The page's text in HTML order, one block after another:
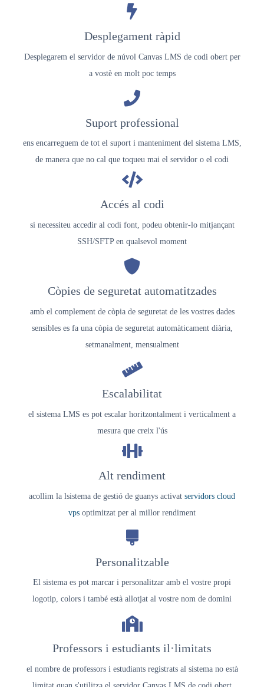
Desplegament ràpid
Desplegarem el servidor de núvol Canvas LMS de codi obert per
a vostè en molt poc temps
Suport professional
ens encarreguem de tot el suport i manteniment del sistema LMS,
de manera que no cal que toqueu mai el servidor o el codi
Accés al codi
si necessiteu accedir al codi font, podeu obtenir-lo mitjançant
SSH/SFTP en qualsevol moment
Còpies de seguretat automatitzades
amb el complement de còpia de seguretat de les vostres dades
sensibles es fa una còpia de seguretat automàticament diària,
setmanalment, mensualment
Escalabilitat
el sistema LMS es pot escalar horitzontalment i verticalment a
mesura que creix l'ús
Alt rendiment
acollim la lsistema de gestió de guanys activat servidors cloud
vps optimitzat per al millor rendiment
Personalitzable
El sistema es pot marcar i personalitzar amb el vostre propi
logotip, colors i també està allotjat al vostre nom de domini
Professors i estudiants il·limitats
el nombre de professors i estudiants registrats al sistema no està